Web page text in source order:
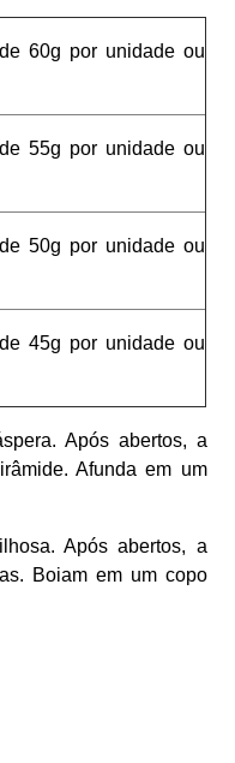
60g por unidade ou
55g por unidade ou
50g por unidade ou
45g por unidade ou
Após abertos, a
Afunda em um
Após abertos, a
Boiam em um copo